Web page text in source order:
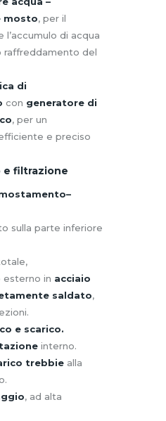
mosto, per il
l’accumulo di acqua
raffreddamento del
di
con generatore di
, per un
e preciso
e filtrazione
sulla parte inferiore
in acciaio
saldato,
e scarico.
interno.
trebbiealla
, ad alta